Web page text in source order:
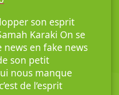
son esprit
Karaki On se
en fake news
son petit
nous manque
de l’esprit